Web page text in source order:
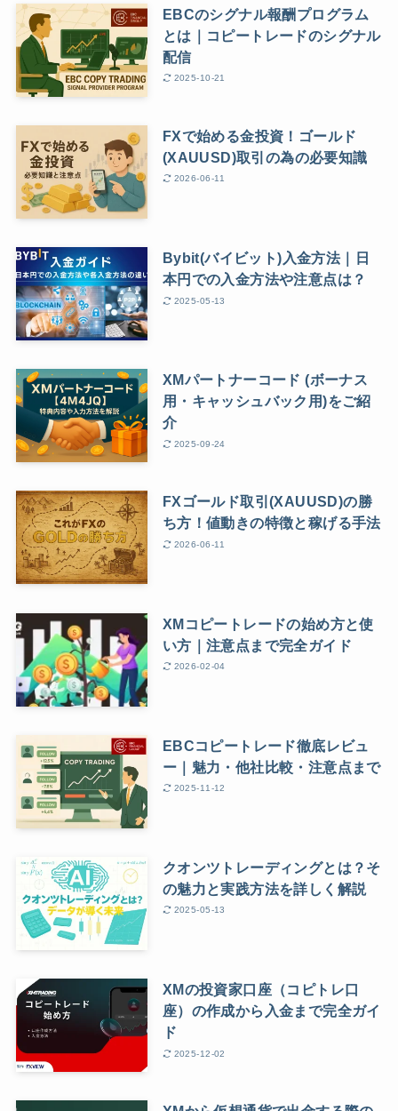
EBCのシグナル報酬プログラム
とは｜コピートレードのシグナル
配信
2025-10-21
FXで始める金投資！ゴールド
(XAUUSD)取引の為の必要知識
2026-06-11
Bybit(バイビット)入金方法｜日
本円での入金方法や注意点は？
2025-05-13
XMパートナーコード (ボーナス
用・キャッシュバック用)をご紹
介
2025-09-24
FXゴールド取引(XAUUSD)の勝
ち方！値動きの特徴と稼げる手法
2026-06-11
XMコピートレードの始め方と使
い方｜注意点まで完全ガイド
2026-02-04
EBCコピートレード徹底レビュ
ー｜魅力・他社比較・注意点まで
2025-11-12
クオンツトレーディングとは？そ
の魅力と実践方法を詳しく解説
2025-05-13
XMの投資家口座（コピトレ口
座）の作成から入金まで完全ガイ
ド
2025-12-02